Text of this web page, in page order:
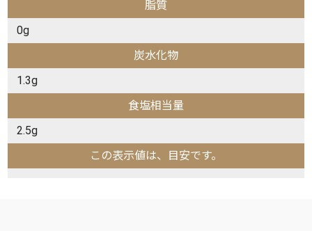
脂質
0g
炭水化物
1.3g
食塩相当量
2.5g
この表示値は、目安です。